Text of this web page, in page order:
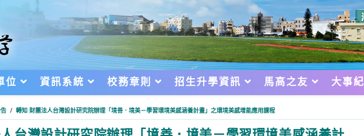
位 資訊系統 校務章則 招生升學資訊 馬高之友 大事紀
/ 轉知 財團法人台灣設計研究院辦理「境善．境美－學習環境美感涵養計畫」之環境美感增能應用課程